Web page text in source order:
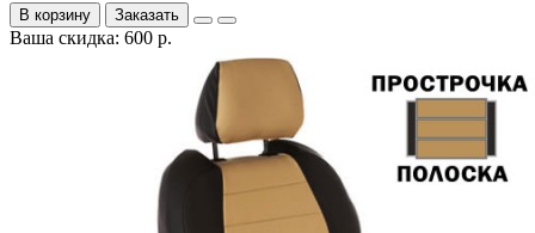
В корзину Заказать
Ваша скидка: 600 р.